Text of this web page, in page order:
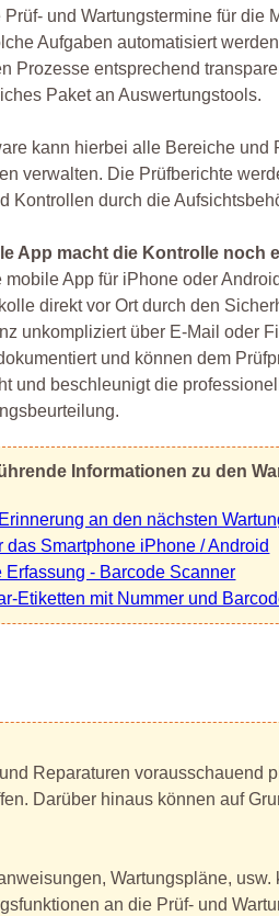
Prüf- und Wartungstermine für die
Aufgaben automatisiert
Prozesse entsprechend
Paket an Auswertungstools.
kann hierbei alle Bereiche und
verwalten. Die Prüfberichte
Kontrollen durch die
App macht die Kontrolle noch
mobile App für iPhone oder
direkt vor Ort durch den
unkompliziert über E-Mail oder
und können dem
und beschleunigt die
Informationen zu den
an den nächsten
das Smartphone iPhone / Android
Erfassung - Barcode Scanner
Etiketten mit Nummer und
Reparaturen vorausschauend
Darüber hinaus können auf
Wartungspläne, usw.
an die Prüf- und